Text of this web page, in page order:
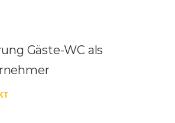
Gäste-WC als